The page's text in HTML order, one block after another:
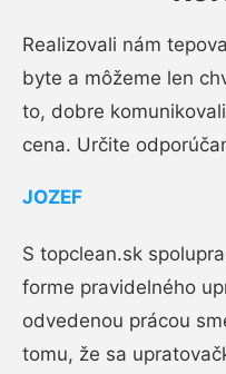
Realizovali nám
byte a môžeme len
to, dobre
cena. Určite
JOZEF
S topclean.sk
forme pravidelného
odvedenou prácou
tomu, že sa